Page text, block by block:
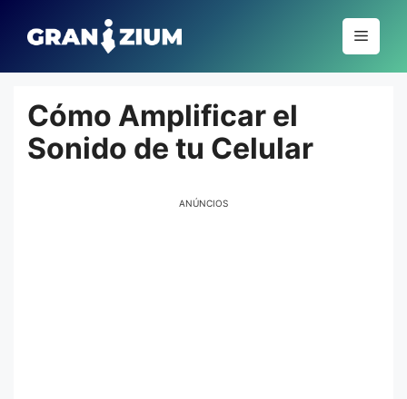
para
conteúdo
Menu
Cómo Amplificar el
Sonido de tu Celular
ANÚNCIOS